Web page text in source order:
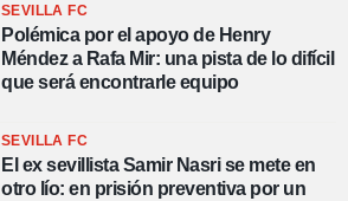
SEVILLA FC
Polémica por el apoyo de Henry
Méndez a Rafa Mir: una pista de lo difícil
que será encontrarle equipo
SEVILLA FC
El ex sevillista Samir Nasri se mete en
otro lío: en prisión preventiva por un